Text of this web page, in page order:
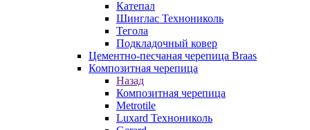
Катепал
Шинглас Технониколь
Тегола
Подкладочный ковер
Цементно-песчаная черепица Braas
Композитная черепица
Назад
Композитная черепица
Metrotile
Luxard Технониколь